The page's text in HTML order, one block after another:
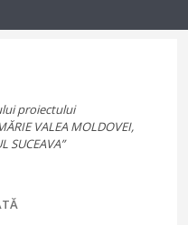
proiectului
VALEA MOLDOVEI,
SUCEAVA”